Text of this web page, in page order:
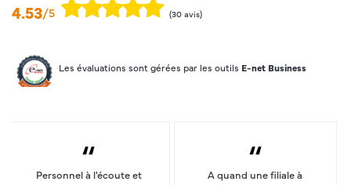
4.53/5 (30 avis)
Les évaluations sont gérées par les outils E-net Business
“
Personnel à l'écoute et
“
A quand une filiale à